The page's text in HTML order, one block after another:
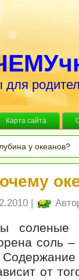
Карта сайта
у океанов?
|
соль
от